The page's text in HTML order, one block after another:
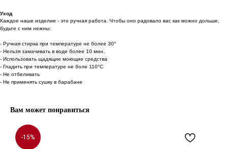
Уход
Каждое наше изделие - это ручная работа. Чтобы оно радовало вас как можно дольше,
будьте с ним нежны:
- Ручная стирка при температуре не более 30°
- Нельзя замачивать в воде более 10 мин.
- Использовать щадящие моющие средства
- Гладить при температуре не боле 110°С
- Не отбеливать
- Не применять сушку в барабане
Вам может понравиться
-15%